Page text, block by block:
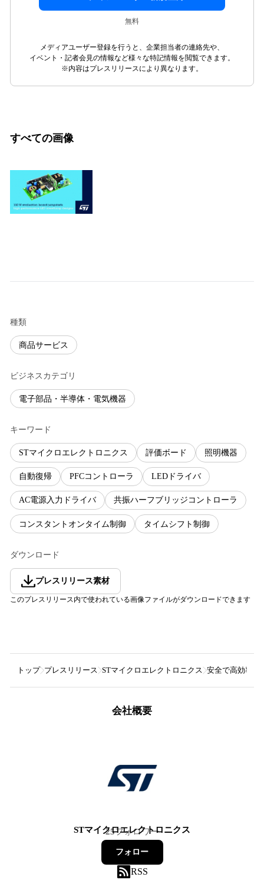
無料
メディアユーザー登録を行うと、企業担当者の連絡先や、
イベント・記者会見の情報など様々な特記情報を閲覧できます。
※内容はプレスリリースにより異なります。
すべての画像
種類
商品サービス
ビジネスカテゴリ
電子部品・半導体・電気機器
キーワード
STマイクロエレクトロニクス 評価ボード 照明機器
自動復帰 PFCコントローラ LEDドライバ
AC電源入力ドライバ 共振ハーフブリッジコントローラ
コンスタントオンタイム制御 タイムシフト制御
ダウンロード
プレスリリース素材
このプレスリリース内で使われている画像ファイルがダウンロードできます
トップ プレスリリース STマイクロエレクトロニクス 安全で高効率な
会社概要
STマイクロエレクトロニクス
25フォロワー
フォロー
RSS